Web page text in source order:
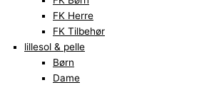
FK Herre
FK Tilbehør
lillesol & pelle
Børn
Dame